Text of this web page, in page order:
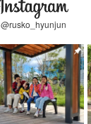
@rusko_hyunjun